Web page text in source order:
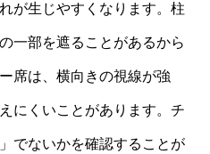
が生じやすくなります。柱
一部を遮ることがあるから
席は、横向きの視線が強
にくいことがあります。チ
でないかを確認することが